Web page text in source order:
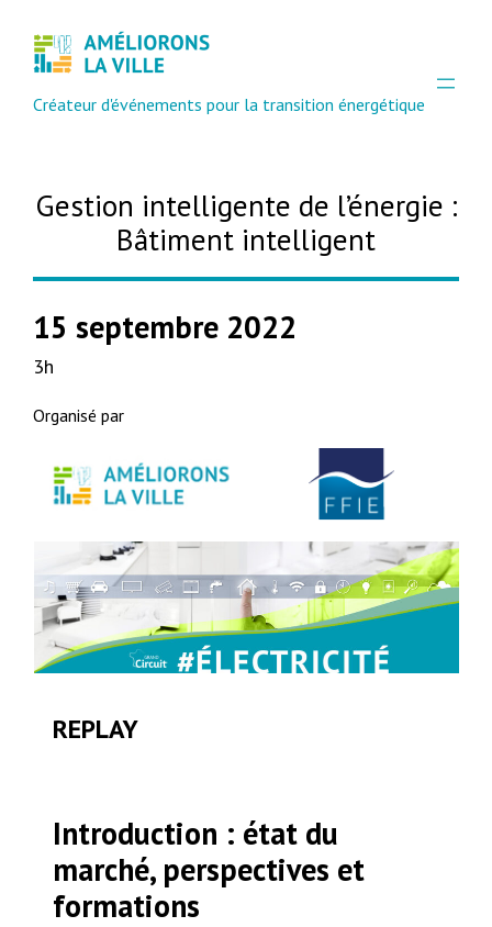
Créateur d'événements pour la transition énergétique
Gestion intelligente de l’énergie :
Bâtiment intelligent
15 septembre 2022
3h
Organisé par
REPLAY
Introduction : état du
marché, perspectives et
formations